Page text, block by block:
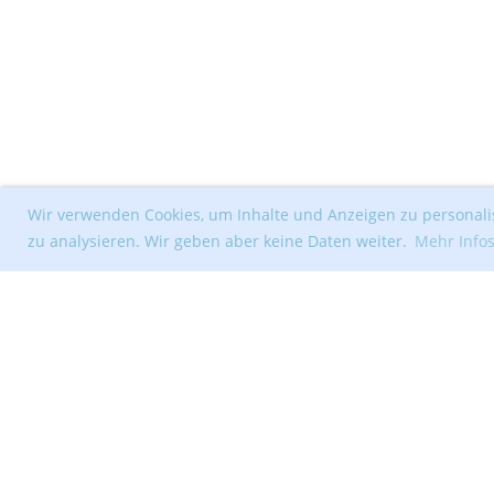
Wir verwenden Cookies, um Inhalte und Anzeigen zu
zu analysieren. Wir geben aber keine Daten weiter. Mehr Infos